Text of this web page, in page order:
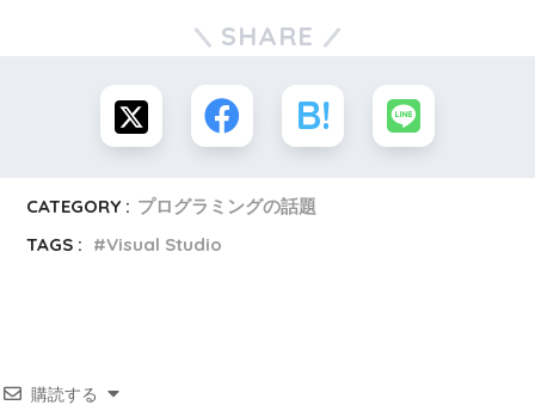
SHARE
CATEGORY : プログラミングの話題
TAGS :
Visual Studio
購読する